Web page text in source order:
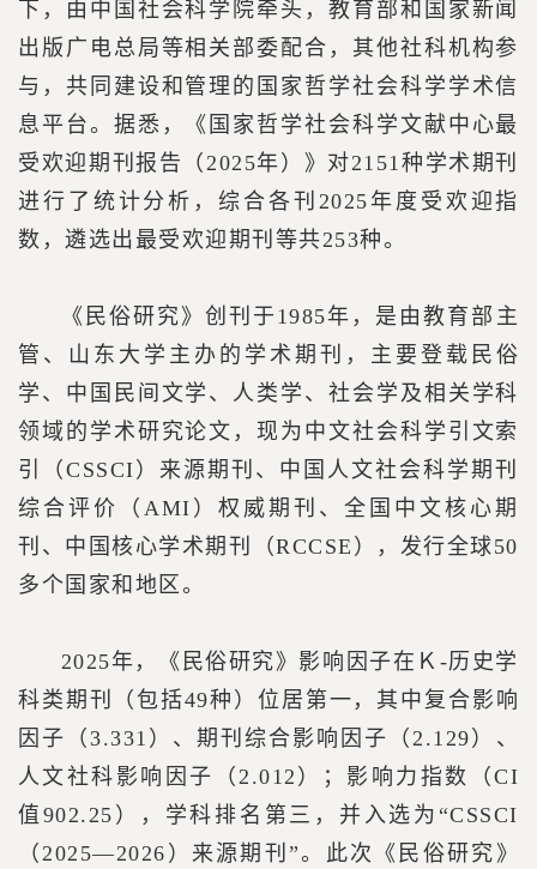
下，由中国社会科学院牵头，教育部和国家新闻
出版广电总局等相关部委配合，其他社科机构参
与，共同建设和管理的国家哲学社会科学学术信
息平台。据悉，《国家哲学社会科学文献中心最
受欢迎期刊报告（2025年）》对2151种学术期刊
进行了统计分析，综合各刊2025年度受欢迎指
数，遴选出最受欢迎期刊等共253种。
《民俗研究》创刊于1985年，是由教育部主
管、山东大学主办的学术期刊，主要登载民俗
学、中国民间文学、人类学、社会学及相关学科
领域的学术研究论文，现为中文社会科学引文索
引（CSSCI）来源期刊、中国人文社会科学期刊
综合评价（AMI）权威期刊、全国中文核心期
刊、中国核心学术期刊（RCCSE），发行全球50
多个国家和地区。
2025年，《民俗研究》影响因子在Ｋ-历史学
科类期刊（包括49种）位居第一，其中复合影响
因子（3.331）、期刊综合影响因子（2.129）、
人文社科影响因子（2.012）；影响力指数（CI
值902.25），学科排名第三，并入选为“CSSCI
（2025—2026）来源期刊”。此次《民俗研究》